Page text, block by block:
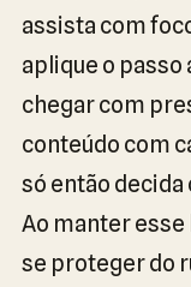
assista com
aplique o passo
chegar com
conteúdo com
só então decida
Ao manter esse
se proteger do